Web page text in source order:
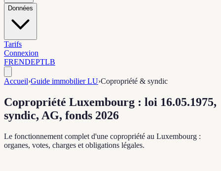
Données
Tarifs
Connexion
FRENDEPTLB
Accueil›Guide immobilier LU›Copropriété & syndic
Copropriété Luxembourg : loi 16.05.1975,
syndic, AG, fonds 2026
Le fonctionnement complet d'une copropriété au Luxembourg :
organes, votes, charges et obligations légales.